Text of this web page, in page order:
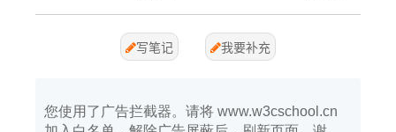
写笔记 我要补充
您使用了广告拦截器。请将 www.w3cschool.cn